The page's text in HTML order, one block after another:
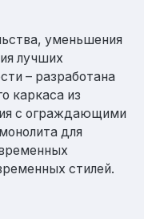
уменьшения
лучших
– разработана
каркаса из
с ограждающими
для
стилей.